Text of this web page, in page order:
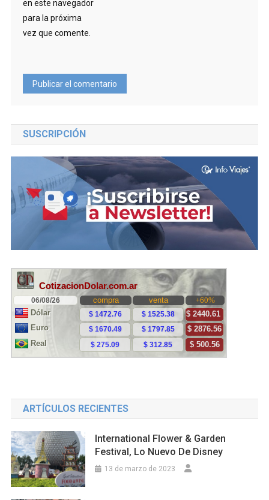
en este navegador
para la próxima
vez que comente.
SUSCRIPCIÓN
ARTÍCULOS RECIENTES
International Flower & Garden
Festival, Lo Nuevo De Disney
13 de marzo de 2023